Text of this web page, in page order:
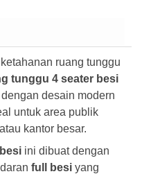
ruang tunggu
tunggu 4 seater besi
desain modern
untuk area publik
kantor besar.
ini dibuat dengan
full besi yang